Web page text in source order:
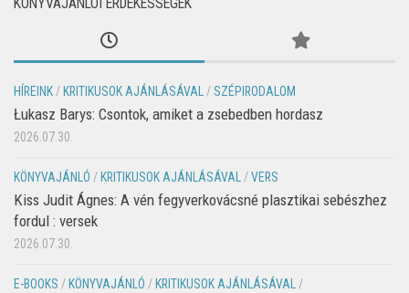
KÖNYVAJÁNLÓI ÉRDEKESSÉGEK
HÍREINK/ KRITIKUSOK AJÁNLÁSÁVAL/ SZÉPIRODALOM
Łukasz Barys: Csontok, amiket a zsebedben hordasz
2026.07.30.
KÖNYVAJÁNLÓ / KRITIKUSOK AJÁNLÁSÁVAL/VERS
Kiss Judit Ágnes: A vén fegyverkovácsné plasztikai sebészhez
fordul : versek
2026.07.30.
E-BOOKS / KÖNYVAJÁNLÓ / KRITIKUSOK AJÁNLÁSÁVAL/